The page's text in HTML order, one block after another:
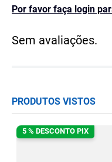
Por favor faça login
Sem avaliações.
PRODUTOS VISTOS
5 % DESCONTO PIX